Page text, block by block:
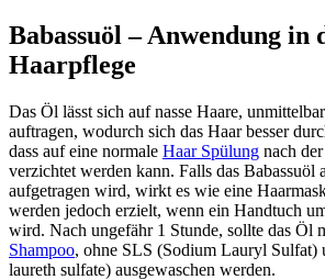
Babassuöl – Anwendung in
Haarpflege
Das Öl lässt sich auf nasse Haare,
auftragen, wodurch sich das Haar besser
dass auf eine normale Haar Spülung nach
verzichtet werden kann. Falls das Babassuöl
aufgetragen wird, wirkt es wie eine
werden jedoch erzielt, wenn ein Handtuch
wird. Nach ungefähr 1 Stunde, sollte das Öl
Shampoo, ohne SLS (Sodium Lauryl Sulfat)
laureth sulfate) ausgewaschen werden.